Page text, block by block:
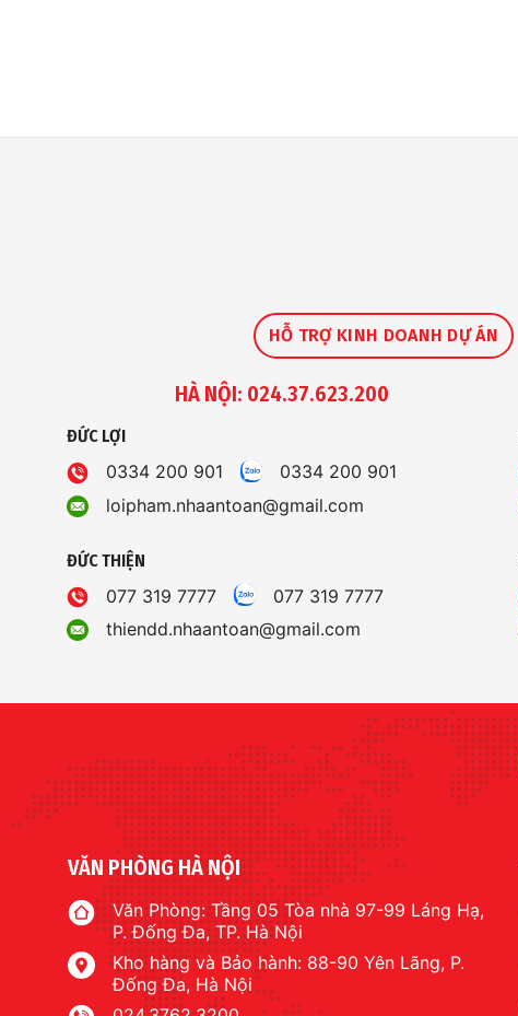
HỖ TRỢ KINH DOANH DỰ ÁN
HÀ NỘI: 024.37.623.200
ĐỨC LỢI
0334 200 901
0334 200 901
loipham.nhaantoan@gmail.com
ĐỨC THIỆN
077 319 7777
077 319 7777
thiendd.nhaantoan@gmail.com
VĂN PHÒNG HÀ NỘI
Văn Phòng: Tầng 05 Tòa nhà 97-99 Láng Hạ,
P. Đống Đa, TP. Hà Nội
Kho hàng và Bảo hành: 88-90 Yên Lãng, P.
Đống Đa, Hà Nội